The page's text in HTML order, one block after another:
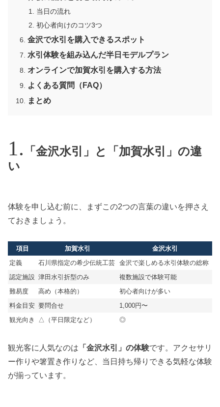
当日の流れ
初心者向けのコツ3つ
金沢で水引を購入できるスポット
水引体験を組み込んだ半日モデルプラン
オンラインで加賀水引を購入する方法
よくある質問（FAQ）
まとめ
「金沢水引」と「加賀水引」の違
い
体験を申し込む前に、まずこの2つの言葉の違いを押さえ
ておきましょう。
項目 加賀水引
金沢水引
定義
石川県指定の希少伝統工芸 金沢で楽しめる水引体験の総称
認定施設 津田水引折型のみ
複数施設で体験可能
難易度
高め（本格的）
初心者向けが多い
料金目安 要問合せ
1,000円〜
観光向き
△（平日限定など） ◎
観光客に人気なのは 「金沢水引」の体験です。アクセサリ
ー作りや箸置き作りなど、当日持ち帰りできる気軽な体験
が揃っています。